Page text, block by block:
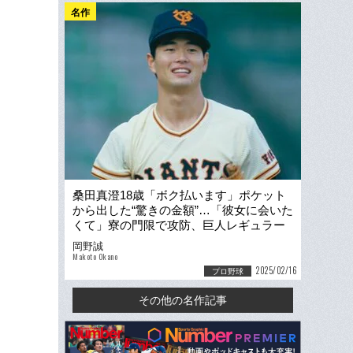
名作
桑田真澄18歳「ボク払います」ポケット
から出した“驚きの金額”…「彼女に会いた
くて」寮の門限で攻防、巨人レギュラー
争いの内情…巨人OBが語る寮生活
岡野誠
Makoto Okano
プロ野球 2025/02/16
その他の名作記事